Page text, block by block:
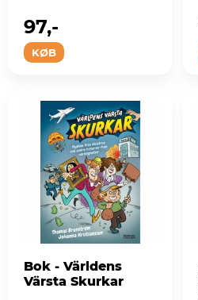
KØB
97,-
Bok - Världens
Värsta Skurkar